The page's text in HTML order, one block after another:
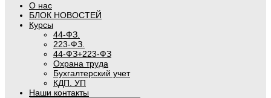
О нас
БЛОК НОВОСТЕЙ
Курсы
44-ФЗ.
223-ФЗ.
44-ФЗ+223-ФЗ
Охрана труда
Бухгалтерский учет
КДП. УП
Наши контакты